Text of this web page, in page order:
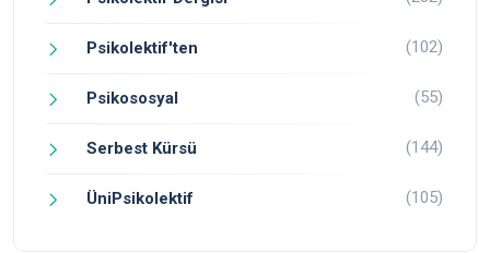
Psikolektif'ten (102)
Psikososyal (55)
Serbest Kürsü (144)
ÜniPsikolektif (105)